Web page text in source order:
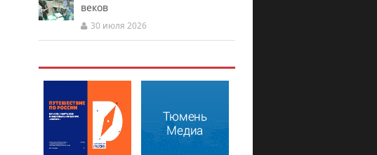
веков
30 июля 2026